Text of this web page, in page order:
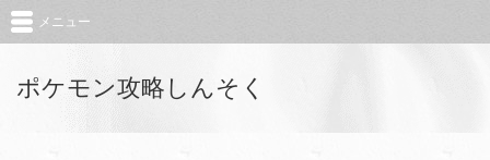
ポケモン攻略しんそく
メニュー